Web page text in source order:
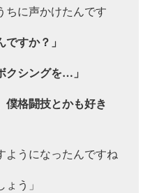
ちに声かけたんです
すか？」
クシングを…」
僕格闘技とかも好き
ようになったんですね
う」